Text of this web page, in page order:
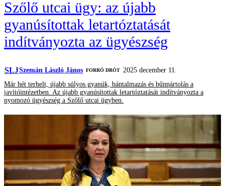
Szőlő utcai ügy: az újabb
gyanúsítottak letartóztatását
indítványozta az ügyészség
SLJSzemán László János FORRÓ DRÓT
2025 december 11.
Már hét terhelt, újabb súlyos gyanúk, bántalmazás és bűnpártolás a
javítóintézetben. Az újabb gyanúsítottak letartóztatását indítványozta a
nyomozó ügyészség a Szőlő utcai ügyben.